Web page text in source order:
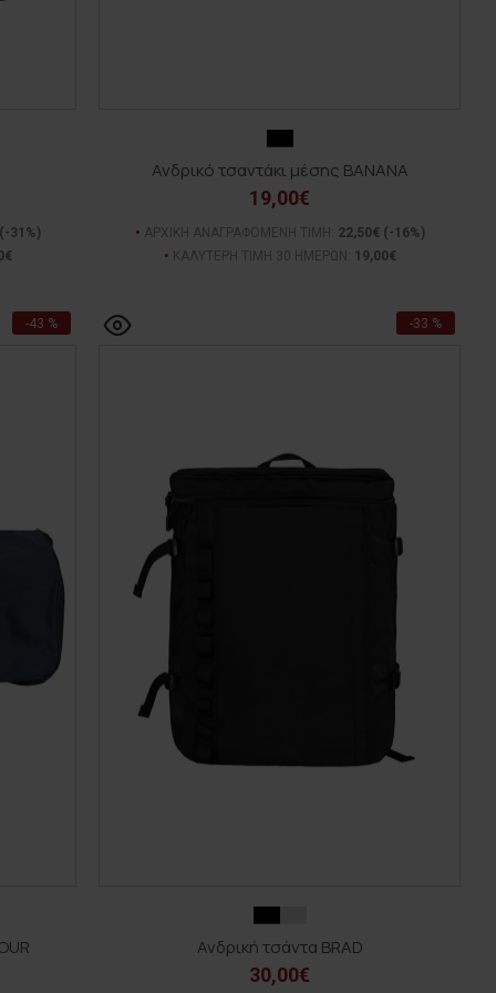
(-31%)
Ανδρικό τσαντάκι μέσης BANANA
19,00€
ΑΡΧΙΚΗ ΑΝΑΓΡΑΦΟΜΕΝΗ ΤΙΜΗ: 22,50€ (-16%)
ΚΑΛΥΤΕΡΗ ΤΙΜΗ 30 ΗΜΕΡΩΝ: 19,00€
-43 % -33 %
Ανδρική τσάντα BRAD
30,00€